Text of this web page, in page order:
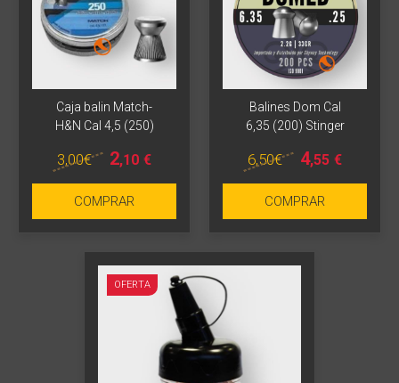
Caja balin Match-
H&N Cal 4,5 (250)
3,00€ 2,10 €
COMPRAR
Balines Dom Cal
6,35 (200) Stinger
6,50€ 4,55 €
COMPRAR
OFERTA